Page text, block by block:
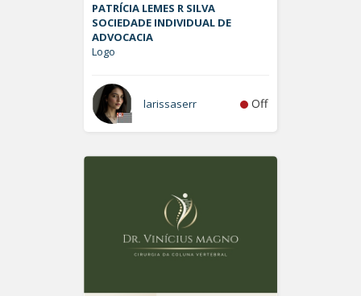
PATRÍCIA LEMES R SILVA
SOCIEDADE INDIVIDUAL DE
ADVOCACIA
Logo
larissaserr Off